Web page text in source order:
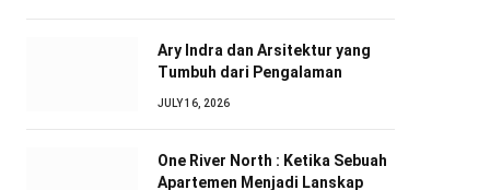
Ary Indra dan Arsitektur yang
Tumbuh dari Pengalaman
JULY 16, 2026
One River North : Ketika Sebuah
Apartemen Menjadi Lanskap